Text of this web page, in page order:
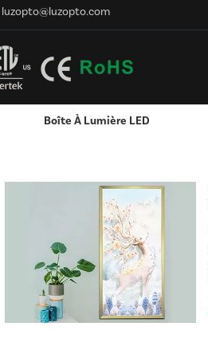
luzopto@luzopto.com
Boîte À Lumière LED